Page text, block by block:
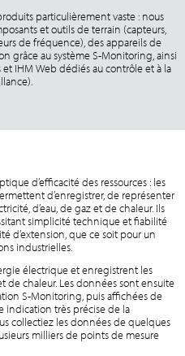
particulièrement vaste : nous
et outils de terrain (capteurs,
de fréquence), des appareils de
grâce au système S-Monitoring, ainsi
IHM Web dédiés au contrôle et à la
d’efficacité des ressources : les
d’enregistrer, de représenter
d’eau, de gaz et de chaleur. Ils
simplicité technique et fiabilité
d’extension, que ce soit pour un
industrielles.
électrique et enregistrent les
de chaleur. Les données sont ensuite
S-Monitoring, puis affichées de
indication très précise de la
collectiez les données de quelques
milliers de points de mesure